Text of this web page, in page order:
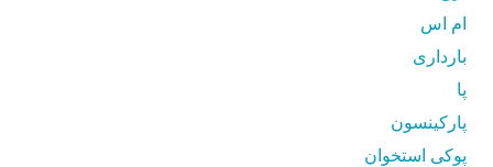
ام اس
بارداری
پا
پارکینسون
پوکی استخوان